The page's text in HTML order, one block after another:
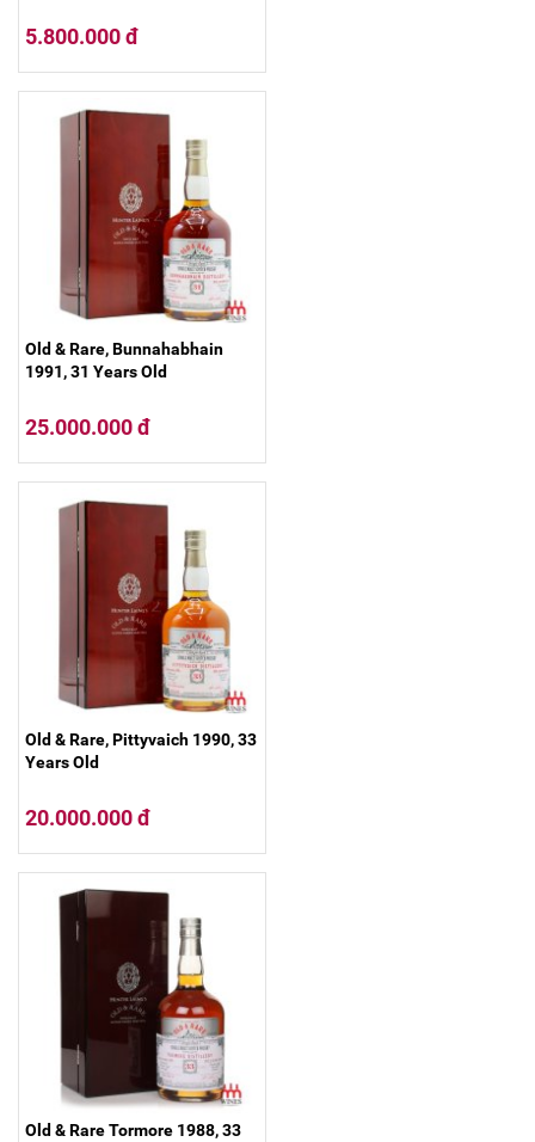
5.800.000 đ
Old & Rare, Bunnahabhain
1991, 31 Years Old
25.000.000 đ
Old & Rare, Pittyvaich 1990, 33
Years Old
20.000.000 đ
Old & Rare Tormore 1988, 33